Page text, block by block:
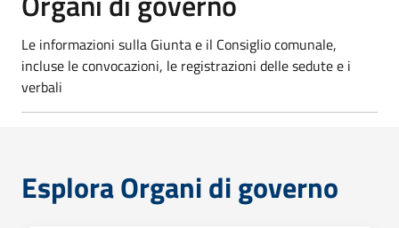
Le informazioni sulla Giunta e il Consiglio comunale,
incluse le convocazioni, le registrazioni delle sedute e i
verbali
Esplora Organi di governo